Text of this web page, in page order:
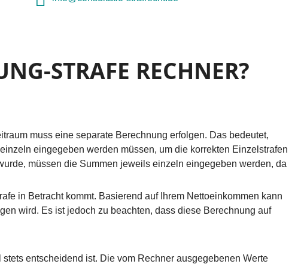
STRAFE RECHNER?
muss eine separate Berechnung erfolgen. Das bedeutet,
eingegeben werden müssen, um die korrekten Einzelstrafen
müssen die Summen jeweils einzeln eingegeben werden, da
in Betracht kommt. Basierend auf Ihrem Nettoeinkommen kann
wird. Es ist jedoch zu beachten, dass diese Berechnung auf
entscheidend ist. Die vom Rechner ausgegebenen Werte